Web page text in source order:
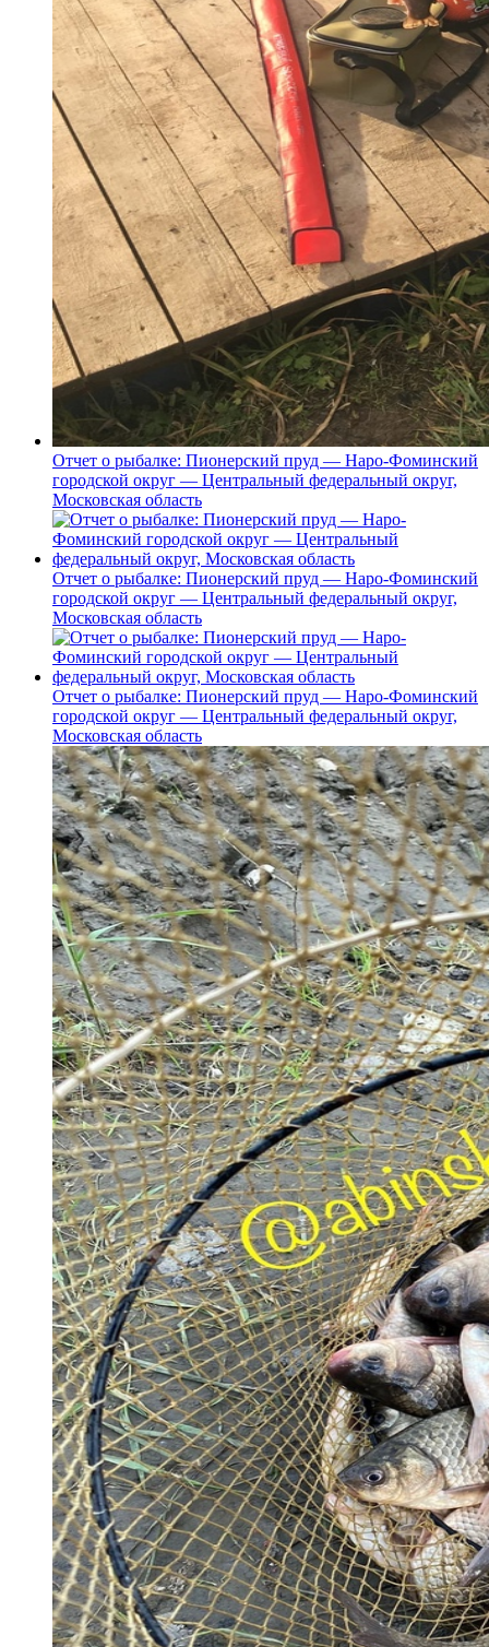
Отчет о рыбалке: Пионерский пруд — Наро-Фоминский
городской округ — Центральный федеральный округ,
Московская область
Отчет о рыбалке: Пионерский пруд — Наро-Фоминский
городской округ — Центральный федеральный округ,
Московская область
Отчет о рыбалке: Пионерский пруд — Наро-Фоминский
городской округ — Центральный федеральный округ,
Московская область